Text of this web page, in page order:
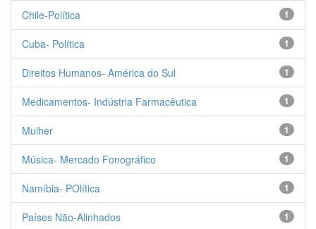
1
Chile-Política
1
Cuba- Política
1
Direitos Humanos- América do Sul
1
Medicamentos- Indústria Farmacêutica
1
Mulher
1
Música- Mercado Fonográfico
1
Namíbia- POlítica
1
Países Não-Alinhados